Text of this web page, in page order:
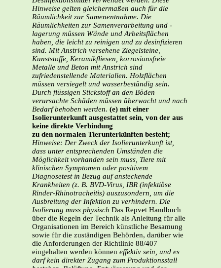
Hinweise gelten gleichermaßen auch für die
Räumlichkeit zur Samenentnahme. Die
Räumlichkeiten zur Samenverarbeitung und -
lagerung müssen Wände und Arbeitsflächen
haben, die leicht zu reinigen und zu desinfizieren
sind. Mit Anstrich versehene Ziegelsteine,
Kunststoffe, Keramikfliesen, korrosionsfreie
Metalle und Beton mit Anstrich sind
zufriedenstellende Materialien. Holzflächen
müssen versiegelt und wasserbeständig sein.
Durch flüssigen Stickstoff an den Böden
verursachte Schäden müssen überwacht und nach
Bedarf behoben werden. (e) mit einer
Isolierunterkunft ausgestattet sein, von der aus
keine direkte Verbindung
zu den normalen Tierunterkünften besteht;
Hinweise: Der Zweck der Isolierunterkunft ist,
dass unter entsprechenden Umständen die
Möglichkeit vorhanden sein muss, Tiere mit
klinischen Symptomen oder positivem
Diagnosetest in Bezug auf ansteckende
Krankheiten (z. B. BVD-Virus, IBR (infektiöse
Rinder-Rhinotracheitis) auszusondern, um die
Ausbreitung der Infektion zu verhindern. Die
Isolierung muss physisch Das Repvet Handbuch
über die Regeln der Technik als Anleitung für alle
Organisationen im Bereich künstliche Besamung
sowie für die zuständigen Behörden, darüber wie
die Anforderungen der Richtlinie 88/407
eingehalten werden können effektiv sein, und es
darf kein direkter Zugang zum Produktionsstall